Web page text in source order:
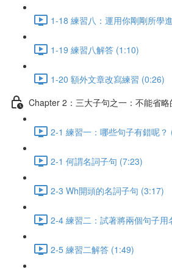
1-18 練習八：運用你剛剛所學
1-19 練習八解答 (1:10)
1-20 額外文章改寫練習 (0:26)
Chapter 2：三大子句之一：不能省略
2-1 練習一：哪些句子有錯呢？
2-1 何謂名詞子句 (7:23)
2-3 Wh開頭的名詞子句 (3:17)
2-4 練習二：試著將兩個句子
2-5 練習二解答 (1:49)